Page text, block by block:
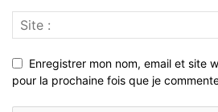
Enregistrer mon nom, email et site
pour la prochaine fois que je